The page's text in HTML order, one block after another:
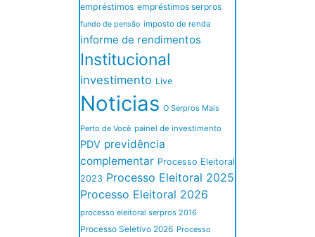
empréstimos empréstimos serpros
fundo de pensão imposto de renda
informe de rendimentos
Institucional
investimento Live
Noticias O Serpros Mais
Perto de Você painel de investimento
PDV previdência
complementar Processo Eleitoral
2023 Processo Eleitoral 2025
Processo Eleitoral 2026
processo eleitoral serpros 2016
Processo Seletivo 2026 Processo